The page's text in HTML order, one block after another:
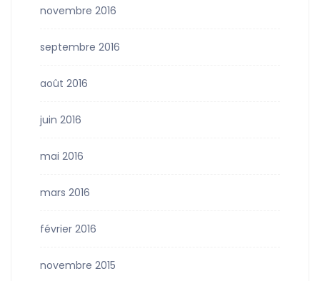
novembre 2016
septembre 2016
août 2016
juin 2016
mai 2016
mars 2016
février 2016
novembre 2015